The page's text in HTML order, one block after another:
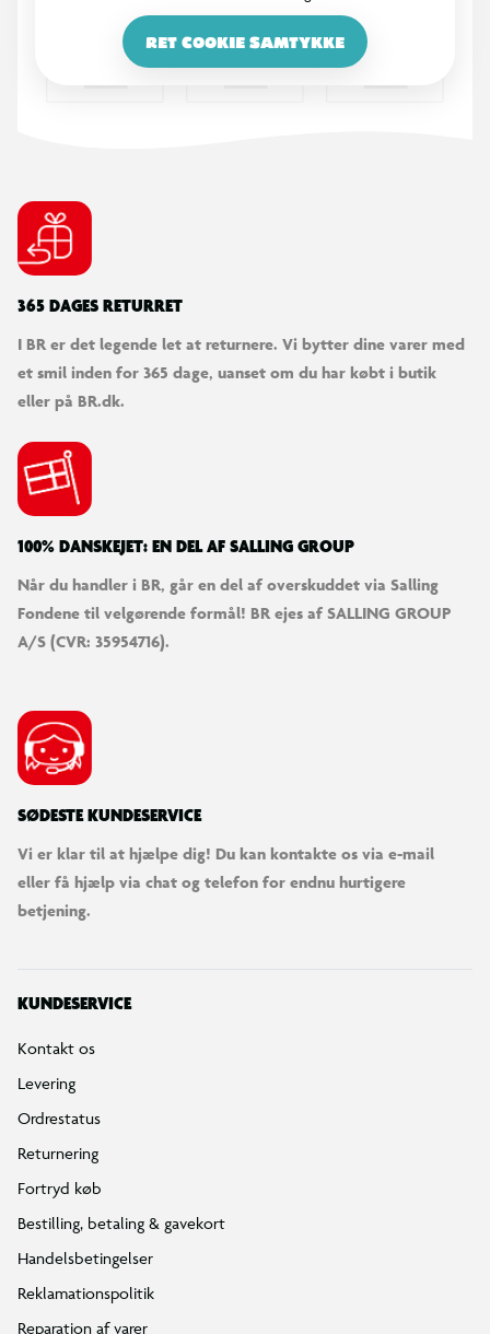
RET COOKIE SAMTYKKE
365 DAGES RETURRET
I BR er det legende let at returnere. Vi bytter dine varer med
et smil inden for 365 dage, uanset om du har købt i butik
eller på BR.dk.
100% DANSKEJET: EN DEL AF SALLING GROUP
Når du handler i BR, går en del af overskuddet via Salling
Fondene til velgørende formål! BR ejes af SALLING GROUP
A/S (CVR: 35954716).
SØDESTE KUNDESERVICE
Vi er klar til at hjælpe dig! Du kan kontakte os via e-mail
eller få hjælp via chat og telefon for endnu hurtigere
betjening.
KUNDESERVICE
Kontakt os
Levering
Ordrestatus
Returnering
Fortryd køb
Bestilling, betaling & gavekort
Handelsbetingelser
Reklamationspolitik
Reparation af varer